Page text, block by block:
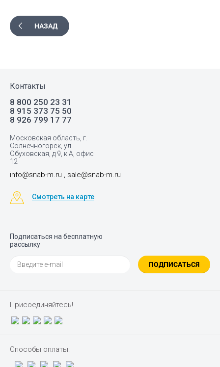
НАЗАД
Контакты
8 800 250 23 31
8 915 373 75 50
8 926 799 17 77
Московская область, г.
Солнечногорск, ул.
Обуховская, д 9, к А, офис
12
info@snab-m.ru , sale@snab-m.ru
Смотреть на карте
Подписаться на бесплатную
рассылку
ПОДПИСАТЬСЯ
Присоединяйтесь!
Способы оплаты: